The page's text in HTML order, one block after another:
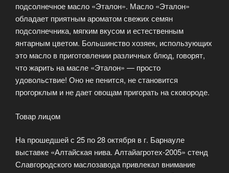
подсолнечное масло «Эталон». Масло «Эталон»
обладает приятным ароматом свежих семян
подсолнечника, мягким вкусом и естественным
янтарным цветом. Большинство хозяек, использующих
это масло в приготовлении различных блюд, говорят,
что жарить на масле «Эталон» — просто
удовольствие! Оно не пенится, не становится
прогорклым и не дает овощам пригорать на сковороде.
Товар лицом
На прошедшей с 25 по 28 октября в г. Барнауле
выставке «Алтайская нива. Алтайагротех-2005» стенд
Славгородского маслозавода привлекал внимание